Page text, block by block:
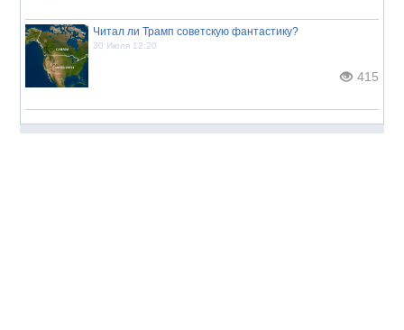
Читал ли Трамп советскую фантастику?
30 Июля 12:20
415